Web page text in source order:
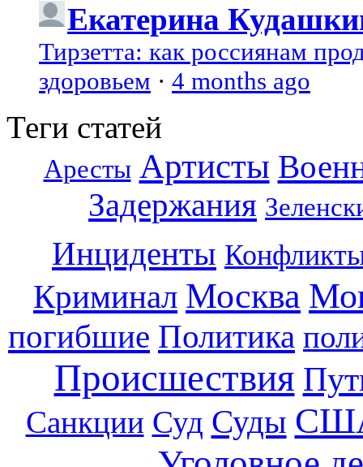
Екатерина
Тирзетта: как россиянам
здоровьем · 4 months ago
Теги статей
Аресты Артисты
Задержания
Инциденты
Криминал Москва
погибшие Политика
Происшествия
Санкции Суд Суды